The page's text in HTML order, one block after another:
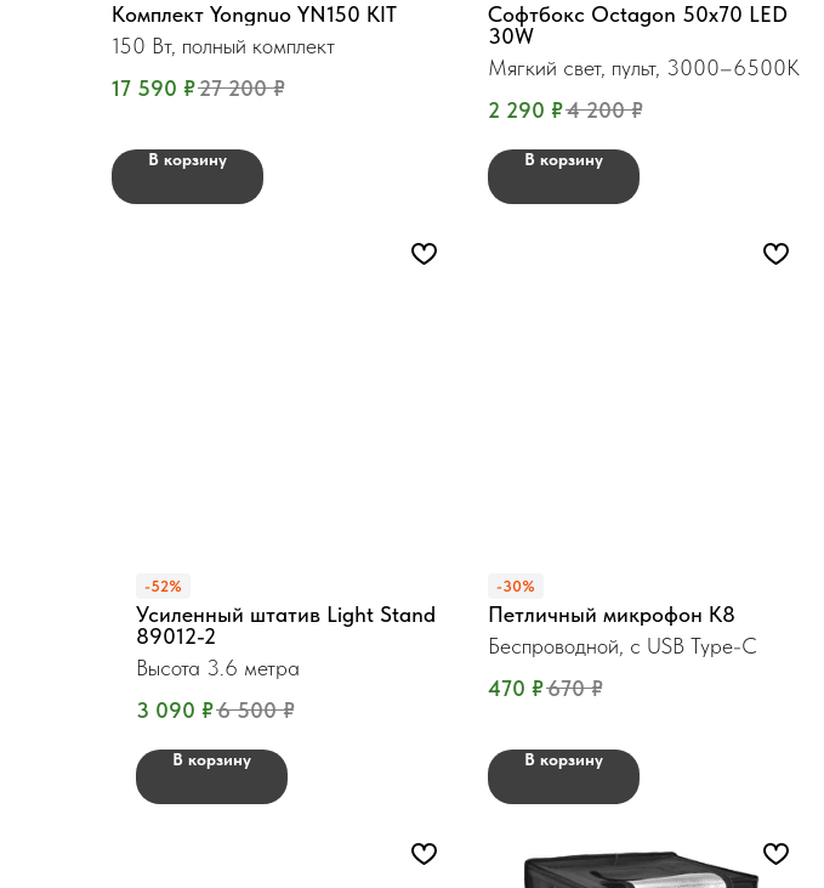
Комплект Yongnuo YN150 KIT
150 Вт, полный комплект
17 590 ₽27 200 ₽
В корзину
Софтбокс Octagon 50x70 LED
30W
Мягкий свет, пульт, 3000–6500K
2 290 ₽4 200 ₽
В корзину
-52%
Усиленный штатив Light Stand
89012-2
Высота 3.6 метра
3 090 ₽6 500 ₽
В корзину
-30%
Петличный микрофон К8
Беспроводной, c USB Type-C
470 ₽670 ₽
В корзину